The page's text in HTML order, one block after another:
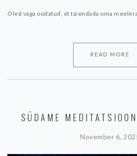
Oled väga oodatud, et täiendada oma
READ MORE
SÜDAME
November 6,